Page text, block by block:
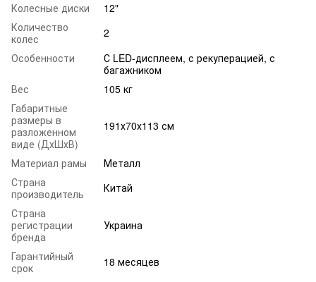
Колесные диски
12"
Количество
колес
2
Особенности
С LED-дисплеем, с рекуперацией, с
багажником
Вес
105 кг
Габаритные
размеры в
разложенном
виде (ДхШхВ)
191х70х113 см
Материал рамы
Металл
Страна
производитель
Китай
Страна
регистрации
бренда
Украина
Гарантийный
срок
18 месяцев